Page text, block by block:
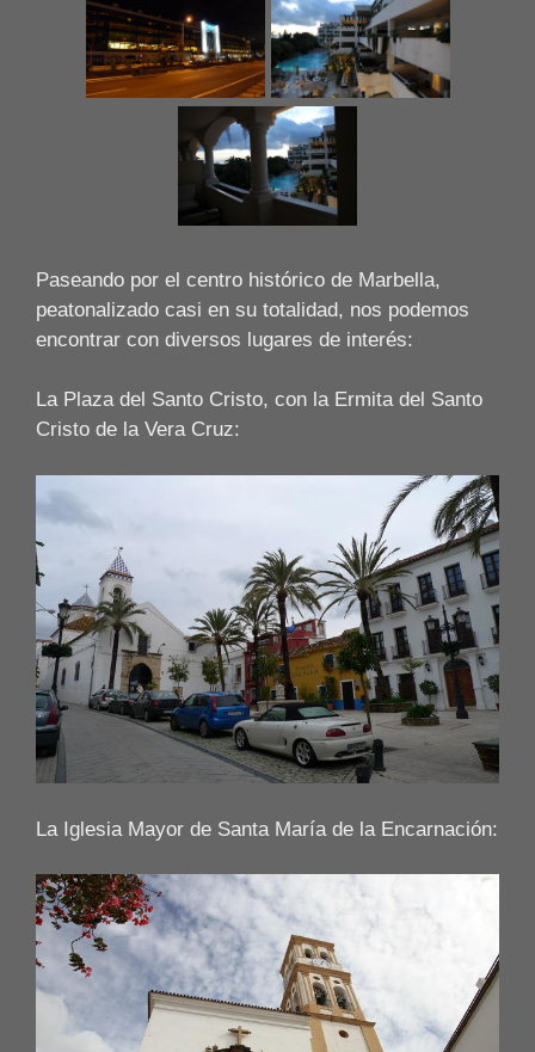
Paseando por el centro histórico de Marbella,
peatonalizado casi en su totalidad, nos podemos
encontrar con diversos lugares de interés:
La Plaza del Santo Cristo, con la Ermita del Santo
Cristo de la Vera Cruz:
La Iglesia Mayor de Santa María de la Encarnación: